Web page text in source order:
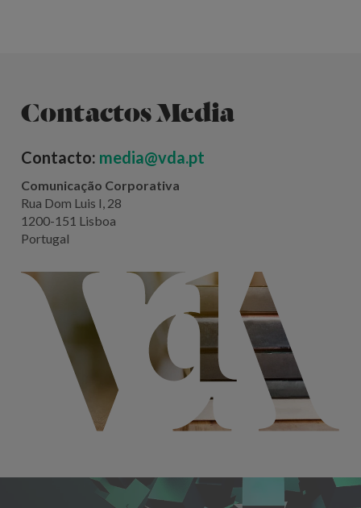
Contactos Media
Contacto: media@vda.pt
Comunicação Corporativa
Rua Dom Luis I, 28
1200-151 Lisboa
Portugal